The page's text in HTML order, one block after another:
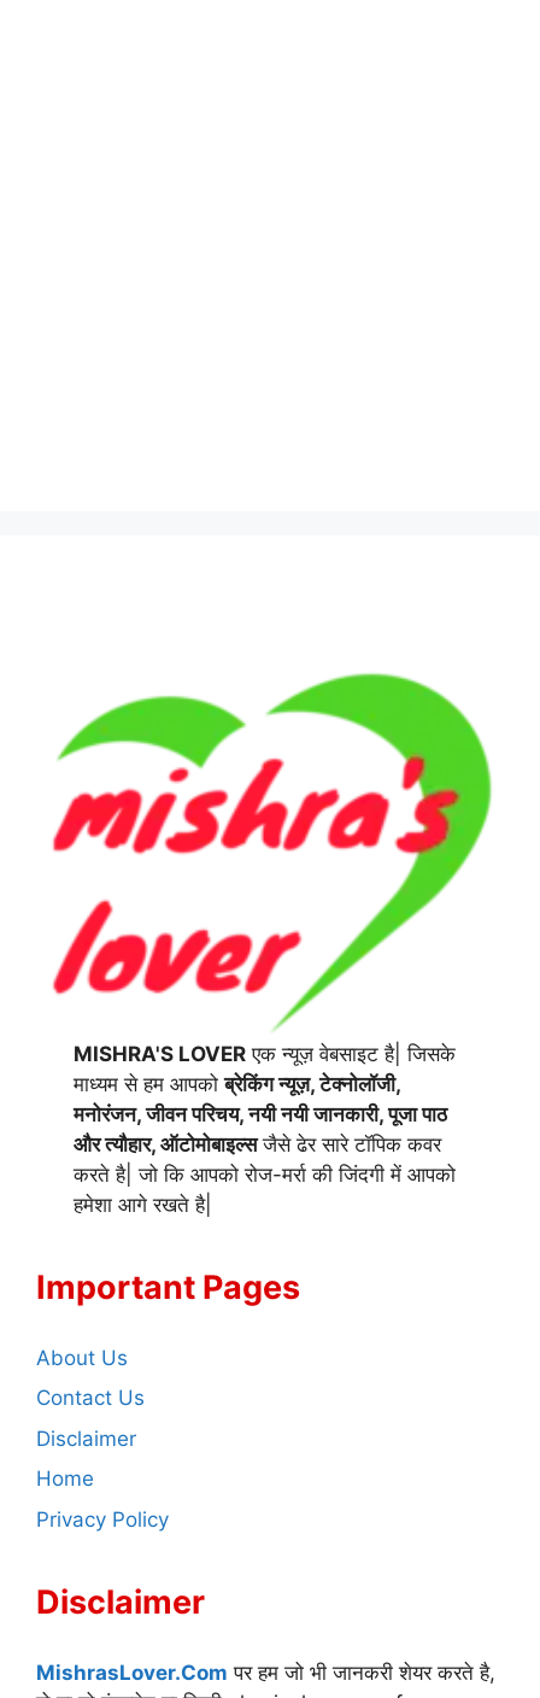
MISHRA'S LOVER एक न्यूज़ वेबसाइट है| जिसके
माध्यम से हम आपकोब्रेकिंग न्यूज़, टेक्नोलॉजी,
मनोरंजन, जीवन परिचय, नयी नयी जानकारी, पूजा पाठ
और त्यौहार, ऑटोमोबाइल्सजैसे ढेर सारे टॉपिक कवर
करते है| जो कि आपको रोज-मर्रा की जिंदगी में आपको
हमेशा आगे रखते है|
Important Pages
About Us
Contact Us
Disclaimer
Home
Privacy Policy
Disclaimer
MishrasLover.Com पर हम जो भी जानकरी शेयर करते है,